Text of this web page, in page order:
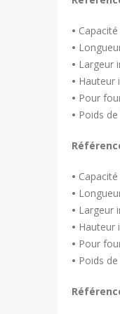
•
•
• Largeur
• Hauteur
• Pour
• Poids
•
•
• Largeur
• Hauteur
• Pour
• Poids